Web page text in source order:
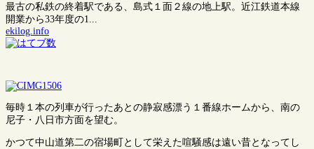
最古の私鉄の終着駅である、島式１面２線の地上駅。近江鉄道本線
開業から33年度の1...
ekilog.info
毎時１本の列車が行ったあとの静寂感漂う１番線ホームから、南の
尼子・八日市方面を望む。
かつて中山道第二の宿場町として栄えた喧騒感は遠い昔となってし